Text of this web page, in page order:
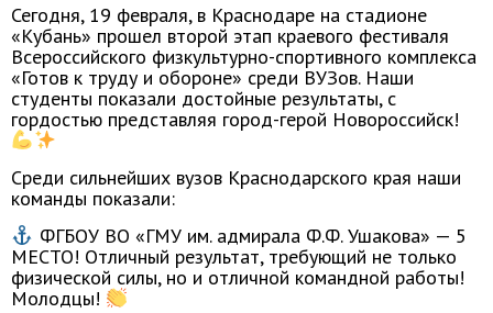
Сегодня, 19 февраля, в Краснодаре на стадионе
«Кубань» прошел второй этап краевого фестиваля
Всероссийского физкультурно-спортивного комплекса
«Готов к труду и обороне» среди ВУЗов. Наши
студенты показали достойные результаты, с
гордостью представляя город-герой Новороссийск!
Среди сильнейших вузов Краснодарского края наши
команды показали:
ФГБОУ ВО «ГМУ им. адмирала Ф.Ф. Ушакова» — 5
МЕСТО! Отличный результат, требующий не только
физической силы, но и отличной командной работы!
Молодцы!